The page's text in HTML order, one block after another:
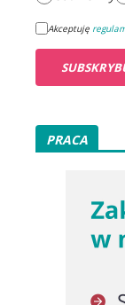
Akceptuję
PRACA